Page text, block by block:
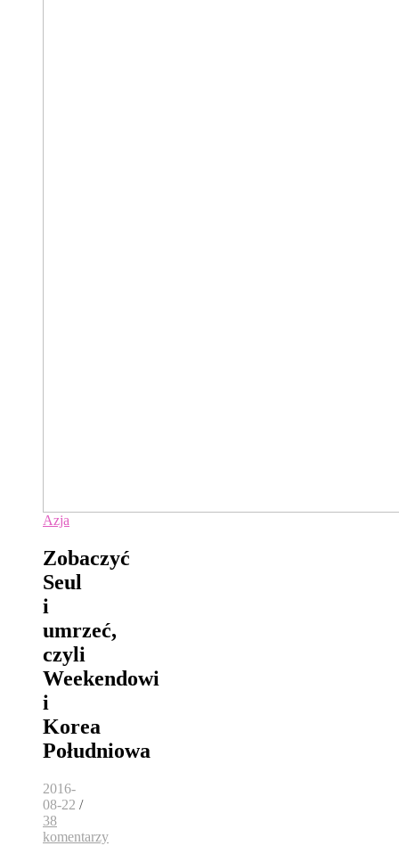
Azja
Zobaczyć
Seul
i
umrzeć,
czyli
Weekendowi
i
Korea
Południowa
2016-
08-22 /
38
komentarzy